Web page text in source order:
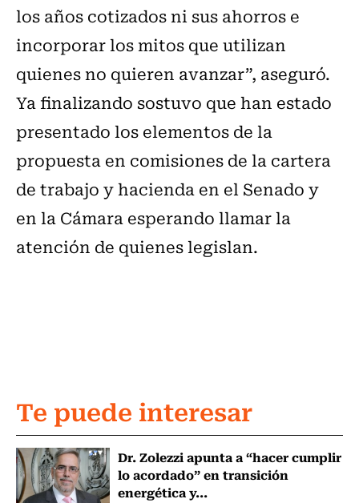
los años cotizados ni sus ahorros e
incorporar los mitos que utilizan
quienes no quieren avanzar”, aseguró.
Ya finalizando sostuvo que han estado
presentado los elementos de la
propuesta en comisiones de la cartera
de trabajo y hacienda en el Senado y
en la Cámara esperando llamar la
atención de quienes legislan.
Te puede interesar
Dr. Zolezzi apunta a “hacer cumplir
lo acordado” en transición
energética y...